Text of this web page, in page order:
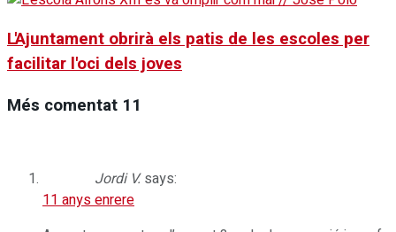
L'Ajuntament obrirà els patis de les escoles per
facilitar l'oci dels joves
Més comentat 11
Jordi V. says:
11 anys enrere